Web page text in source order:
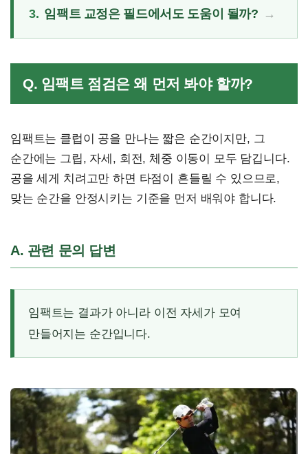
3. 임팩트 교정은 필드에서도 도움이 될까?
Q. 임팩트 점검은 왜 먼저 봐야 할까?
임팩트는 클럽이 공을 만나는 짧은 순간이지만, 그
순간에는 그립, 자세, 회전, 체중 이동이 모두 담깁니다.
공을 세게 치려고만 하면 타점이 흔들릴 수 있으므로,
맞는 순간을 안정시키는 기준을 먼저 배워야 합니다.
A. 관련 문의 답변
임팩트는 결과가 아니라 이전 자세가 모여
만들어지는 순간입니다.